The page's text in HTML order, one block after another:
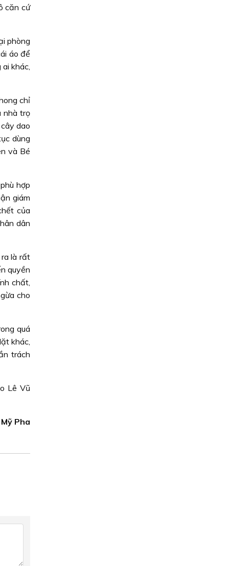
căn cứ
phòng
áo để
khác,
chỉ
nhà trọ
dao
dùng
và Bé
hợp
giám
của
dân
là rất
quyền
chất,
cho
quá
khác,
trách
Lê Vũ
Mỹ Pha